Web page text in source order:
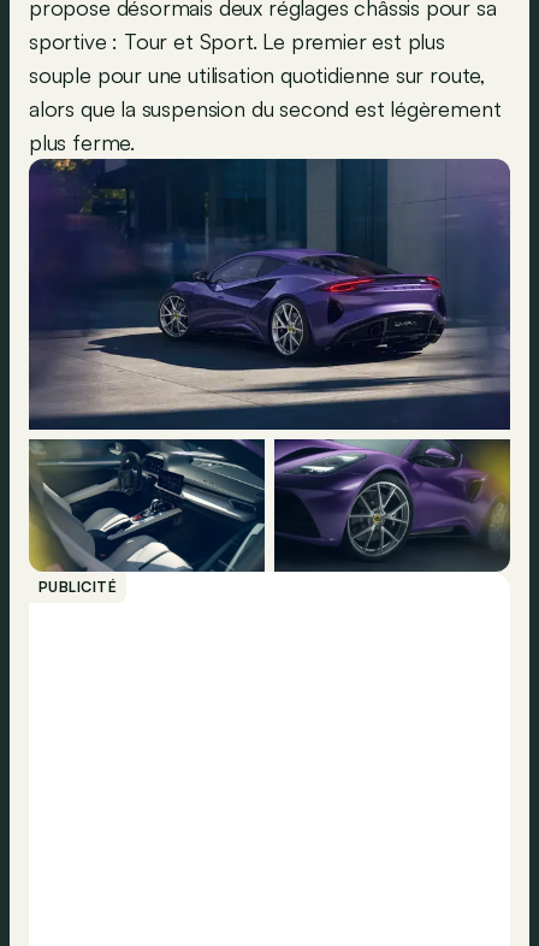
propose désormais deux réglages châssis pour sa
sportive : Tour et Sport. Le premier est plus
souple pour une utilisation quotidienne sur route,
alors que la suspension du second est légèrement
plus ferme.
PUBLICITÉ